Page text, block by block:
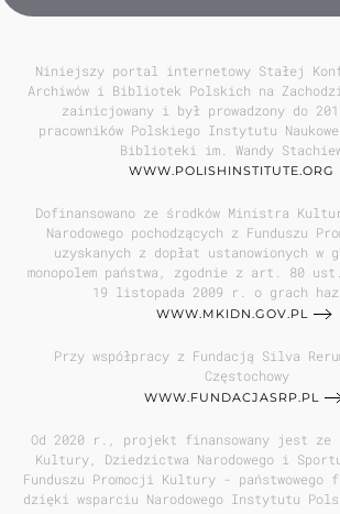
Niniejszy portal internetowy Stałej
Archiwów i Bibliotek Polskich na
zainicjowany i był prowadzony do
pracowników Polskiego Instytutu
Biblioteki im. Wandy
WWW.POLISHINSTITUTE.ORG
Dofinansowano ze środków Ministra
Narodowego pochodzących z Funduszu
uzyskanych z dopłat ustanowionych w
monopolem państwa, zgodnie z art. 80
19 listopada 2009 r. o grach
WWW.MKIDN.GOV.PL
Przy współpracy z Fundacją Silva
Częstochowy
WWW.FUNDACJASRP.PL
Od 2020 r., projekt finansowany jest ze
Kultury, Dziedzictwa Narodowego i
Funduszu Promocji Kultury - państwowego
dzięki wsparciu Narodowego Instytutu